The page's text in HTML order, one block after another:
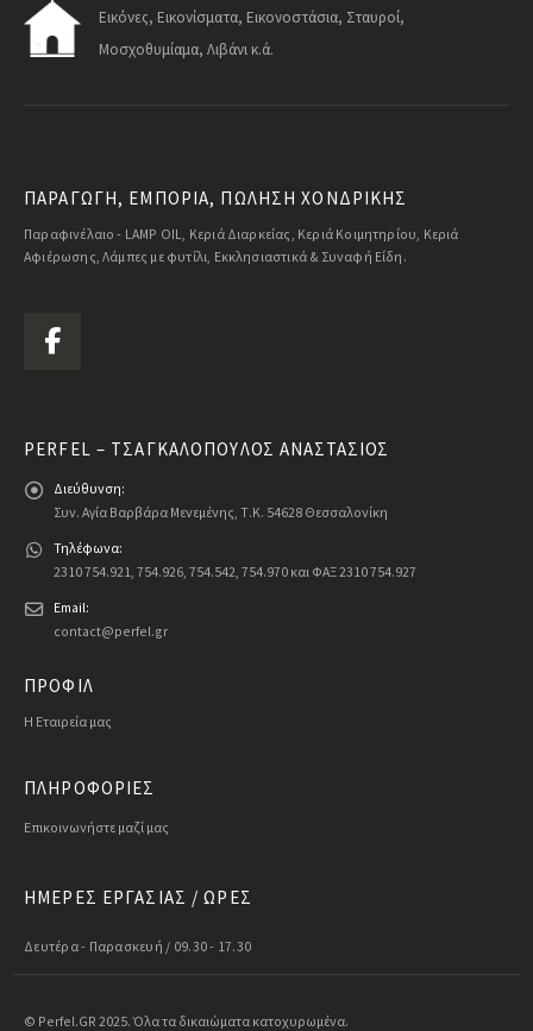
Εικόνες, Εικονίσματα, Εικονοστάσια, Σταυροί,
Μοσχοθυμίαμα, Λιβάνι κ.ά.
ΠΑΡΑΓΩΓΗ, ΕΜΠΟΡΙΑ, ΠΩΛΗΣΗ ΧΟΝΔΡΙΚΗΣ
Παραφινέλαιο - LAMP OIL, Κεριά Διαρκείας, Κεριά Κοιμητηρίου, Κεριά
Αφιέρωσης, Λάμπες με φυτίλι, Εκκλησιαστικά & Συναφή Είδη.
PERFEL – ΤΣΑΓΚΑΛΌΠΟΥΛΟΣ ΑΝΑΣΤΆΣΙΟΣ
Διεύθυνση:
Συν. Αγία Βαρβάρα Μενεμένης, Τ.Κ. 54628 Θεσσαλονίκη
Τηλέφωνα:
2310 754.921, 754.926, 754.542, 754.970 και ΦΑΞ 2310 754.927
Email:
contact@perfel.gr
ΠΡΟΦΙΛ
Η Εταιρεία μας
ΠΛΗΡΟΦΟΡΙΕΣ
Επικοινωνήστε μαζί μας
ΗΜΕΡΕΣ ΕΡΓΑΣΙΑΣ / ΩΡΕΣ
Δευτέρα - Παρασκευή / 09.30 - 17.30
© Perfel.GR 2025. Όλα τα δικαιώματα κατοχυρωμένα.